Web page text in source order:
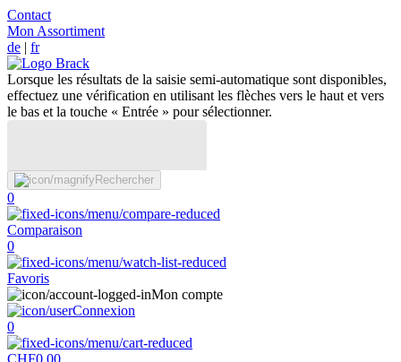
Contact
Mon Assortiment
de | fr
Lorsque les résultats de la saisie semi-automatique sont disponibles,
effectuez une vérification en utilisant les flèches vers le haut et vers
le bas et la touche « Entrée » pour sélectionner.
Rechercher
0
Comparaison
0
Favoris
Mon compte
Connexion
0
CHF0.00